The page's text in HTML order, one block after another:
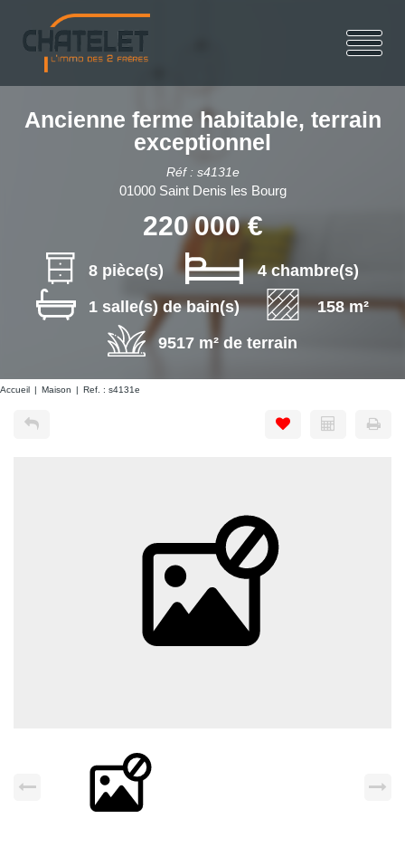
Ancienne ferme habitable, terrain
exceptionnel
Réf : s4131e
01000 Saint Denis les Bourg
220 000 €
8 pièce(s)
4 chambre(s)
1 salle(s) de bain(s)
158 m²
9517 m² de terrain
Accueil Maison Ref. : s4131e